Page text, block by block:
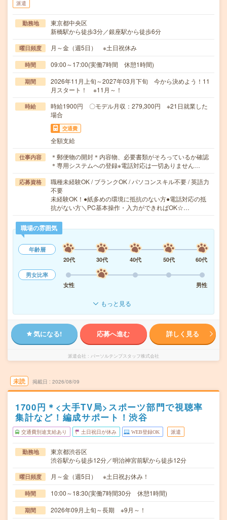
派遣
勤務地
東京都中央区
新橋駅から徒歩3分／銀座駅から徒歩6分
曜日頻度 月～金（週5日） ※土日祝休み
時間 09:00～17:00(実働7時間 休憩1時間)
期間
2026年11月上旬～2027年03月下旬 今から決めよう！11
月スタート！ ※11月～！
時給
時給1900円 〇モデル月収：279,300円 ※21日就業した
場合
交通費
全額支給
仕事内容
＊郵便物の開封＊内容物、必要書類がそろっているか確認
＊専用システムへの登録※電話対応は一切ありません…
応募資格
職種未経験OK / ブランクOK / パソコンスキル不要 / 英語力
不要
未経験OK！●紙多めの環境に抵抗のない方●電話対応の抵
抗がない方＼PC基本操作・入力ができればOK☆…
職場の雰囲気
年齢層
20代
30代 40代 50代
60代
男女比率
女性
男性
もっと見る
気になる! 応募へ進む 詳しく見る
派遣会社 パーソルテンプスタッフ株式会社
未読 掲載日 2026/08/09
1700円＊<大手TV局>スポーツ部門で視聴率
集計など！編成サポート！渋谷
交通費別途支給あり 土日祝日が休み WEB登録OK 派遣
勤務地
東京都渋谷区
渋谷駅から徒歩12分／明治神宮前駅から徒歩12分
曜日頻度 月～金（週5日） ※土日祝お休み！
時間 10:00～18:30(実働7時間30分 休憩1時間)
期間 2026年09月上旬～長期 ※9月～！